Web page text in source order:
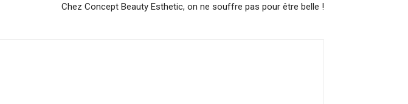
Chez Concept Beauty Esthetic, on ne souffre pas pour être belle !